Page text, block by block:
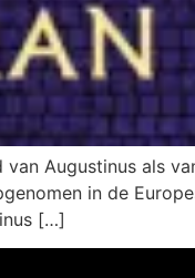
Augustinus als
in de
[…]